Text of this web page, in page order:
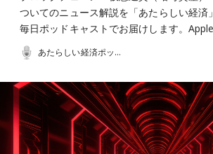
ついてのニュース解説を「あたらしい経済
毎日ポッドキャストでお届けします。
あたらしい経済ポッドキャスト